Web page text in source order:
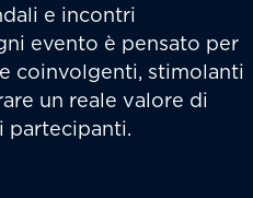
e incontri
evento è pensato per
coinvolgenti, stimolanti
un reale valore di
partecipanti.